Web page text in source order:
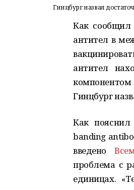
Гинцбург назвал
Как
антител в
антител
Гинцбург
Как
banding
введено
проблема с
единицах.